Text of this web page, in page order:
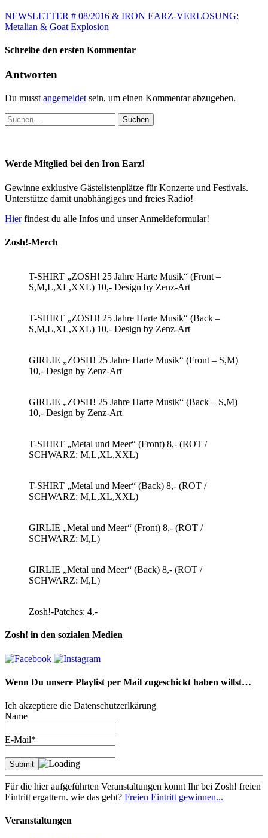
NEWSLETTER # 08/2016 & IRON EARZ-VERLOSUNG:
Metalian & Goat Explosion
Schreibe den ersten Kommentar
Antworten
Du musst angemeldet sein, um einen Kommentar abzugeben.
Suchen
nach:
Werde Mitglied bei den Iron Earz!
Gewinne exklusive Gästelistenplätze für Konzerte und Festivals.
Unterstütze damit unabhängiges und freies Radio!
Hierfindest du alle Infos und unser Anmeldeformular!
Zosh!-Merch
T-SHIRT „ZOSH! 25 Jahre Harte Musik“ (Front –
S,M,L,XL,XXL) 10,- Design by Zenz-Art
T-SHIRT „ZOSH! 25 Jahre Harte Musik“ (Back –
S,M,L,XL,XXL) 10,- Design by Zenz-Art
GIRLIE „ZOSH! 25 Jahre Harte Musik“ (Front – S,M)
10,- Design by Zenz-Art
GIRLIE „ZOSH! 25 Jahre Harte Musik“ (Back – S,M)
10,- Design by Zenz-Art
T-SHIRT „Metal und Meer“ (Front) 8,- (ROT /
SCHWARZ: M,L,XL,XXL)
T-SHIRT „Metal und Meer“ (Back) 8,- (ROT /
SCHWARZ: M,L,XL,XXL)
GIRLIE „Metal und Meer“ (Front) 8,- (ROT /
SCHWARZ: M,L)
GIRLIE „Metal und Meer“ (Back) 8,- (ROT /
SCHWARZ: M,L)
Zosh!-Patches: 4,-
Zosh! in den sozialen Medien
Wenn Du unsere Playlist per Mail zugeschickt haben willst…
Ich akzeptiere die Datenschutzerlkärung
Name
E-Mail*
Für die hier aufgeführten Veranstaltungen könnt Ihr bei Zosh! freien
Eintritt ergattern. wie das geht? Freien Eintritt gewinnen...
Veranstaltungen